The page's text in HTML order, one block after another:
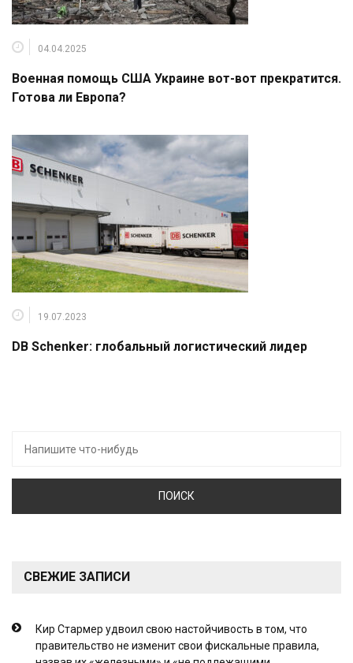
04.04.2025
Военная помощь США Украине вот-вот прекратится.
Готова ли Европа?
19.07.2023
DB Schenker: глобальный логистический лидер
СВЕЖИЕ ЗАПИСИ
Кир Стармер удвоил свою настойчивость в том, что
правительство не изменит свои фискальные правила,